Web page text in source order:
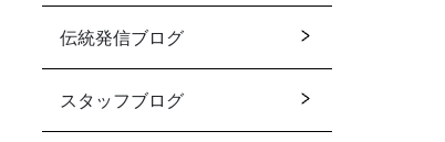
伝統発信ブログ
スタッフブログ